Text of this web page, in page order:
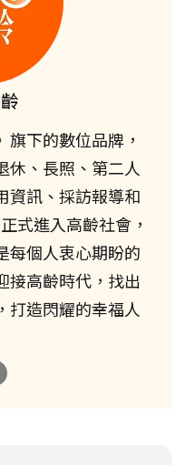
旗下的數位品牌，
休、長照、第二人
資訊、採訪報導和
式進入高齡社會，
每個人衷心期盼的
接高齡時代，找出
打造閃耀的幸福人